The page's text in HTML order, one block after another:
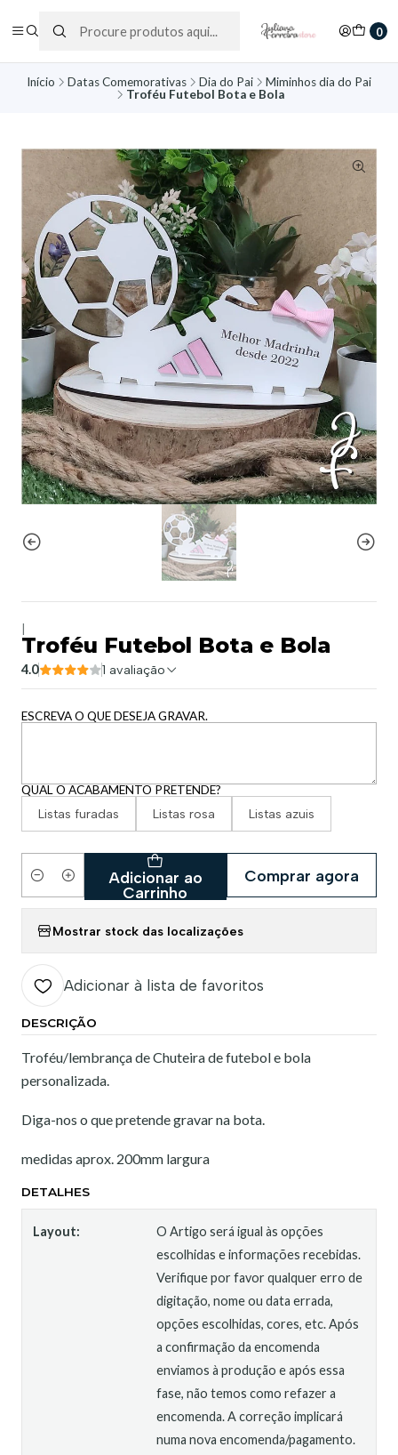
0
Início Datas Comemorativas Dia do Pai
Miminhos dia do Pai
Troféu Futebol Bota e Bola
Troféu Futebol Bota e Bola
4.0 1 avaliação
ESCREVA O QUE DESEJA GRAVAR.
QUAL O ACABAMENTO PRETENDE?
Listas furadas Listas rosa Listas azuis
Quantidade
Adicionar ao
Carrinho
Comprar agora
Mostrar stock das localizações
Adicionar à lista de favoritos
DESCRIÇÃO
Troféu/lembrança de Chuteira de futebol e bola
personalizada.
Diga-nos o que pretende gravar na bota.
medidas aprox. 200mm largura
DETALHES
Layout:
O Artigo será igual às opções
escolhidas e informações recebidas.
Verifique por favor qualquer erro de
digitação, nome ou data errada,
opções escolhidas, cores, etc. Após
a confirmação da encomenda
enviamos à produção e após essa
fase, não temos como refazer a
encomenda. A correção implicará
numa nova encomenda/pagamento.